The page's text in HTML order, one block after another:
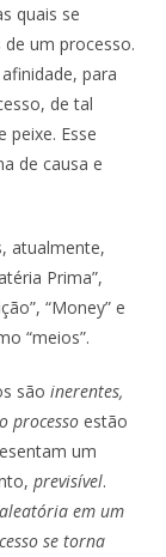
quais se
um processo.
para
de tal
peixe. Esse
de causa e
atualmente,
Prima”,
“Money” e
“meios”.
sãoinerentes,
processo estão
um
previsível.
em um
se torna